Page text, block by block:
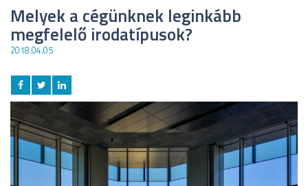
Melyek a cégünknek leginkább
megfelelő irodatípusok?
2018.04.05